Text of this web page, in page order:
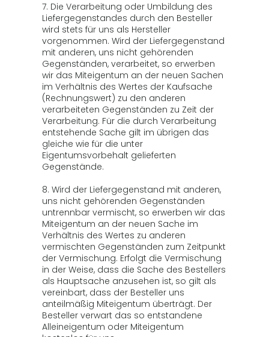
7. Die Verarbeitung oder Umbildung des
Liefergegenstandes durch den Besteller
wird stets für uns als Hersteller
vorgenommen. Wird der Liefergegenstand
mit anderen, uns nicht gehörenden
Gegenständen, verarbeitet, so erwerben
wir das Miteigentum an der neuen Sachen
im Verhältnis des Wertes der Kaufsache
(Rechnungswert) zu den anderen
verarbeiteten Gegenständen zu Zeit der
Verarbeitung. Für die durch Verarbeitung
entstehende Sache gilt im übrigen das
gleiche wie für die unter
Eigentumsvorbehalt gelieferten
Gegenstände.
8. Wird der Liefergegenstand mit anderen,
uns nicht gehörenden Gegenständen
untrennbar vermischt, so erwerben wir das
Miteigentum an der neuen Sache im
Verhältnis des Wertes zu anderen
vermischten Gegenständen zum Zeitpunkt
der Vermischung. Erfolgt die Vermischung
in der Weise, dass die Sache des Bestellers
als Hauptsache anzusehen ist, so gilt als
vereinbart, dass der Besteller uns
anteilmäßig Miteigentum überträgt. Der
Besteller verwart das so entstandene
Alleineigentum oder Miteigentum